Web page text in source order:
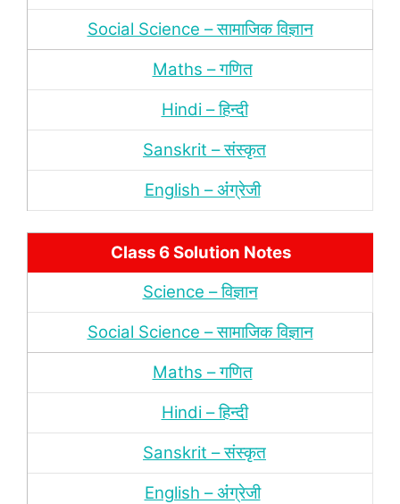
Social Science – सामाजिक विज्ञान
Maths – गणित
Hindi – हिन्‍दी
Sanskrit – संस्‍कृत
English – अंंग्रेजी
Class 6 Solution Notes
Science – विज्ञान
Social Science – सामाजिक विज्ञान
Maths – गणित
Hindi – हिन्‍दी
Sanskrit – संस्‍कृत
English – अंंग्रेजी